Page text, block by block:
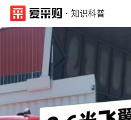
· 知识科普